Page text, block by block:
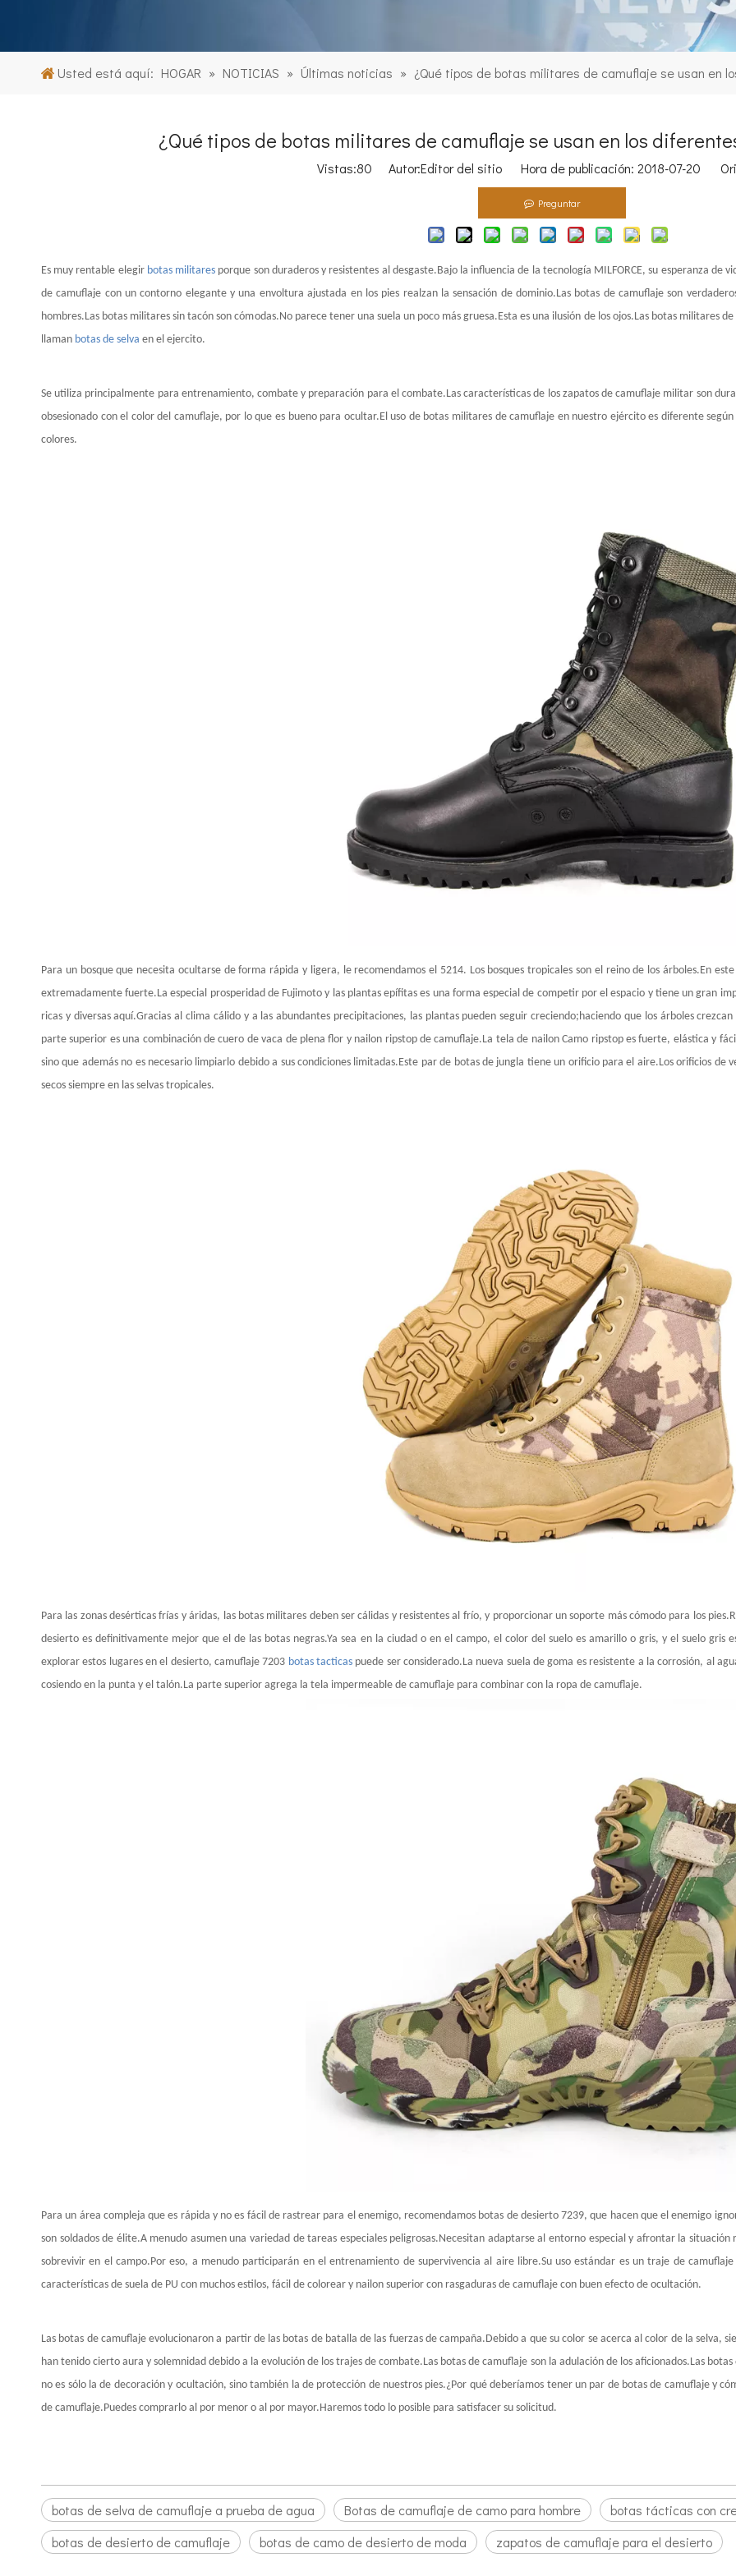
Usted está aquí: HOGAR » NOTICIAS » Últimas noticias » ¿Qué tipos de botas militares de camuflaje se usan en
¿Qué tipos de botas militares de camuflaje se usan en los
Vistas:80 Autor:Editor del sitio Hora de publicación: 2018-07-20
Preguntar
Es muy rentable elegir botas militares porque son duraderos y resistentes al desgaste.Bajo la influencia de la tecnología MILFORCE, su esperanza de
de camuflaje con un contorno elegante y una envoltura ajustada en los pies realzan la sensación de dominio.Las botas de camuflaje son
hombres.Las botas militares sin tacón son cómodas.No parece tener una suela un poco más gruesa.Esta es una ilusión de los ojos.Las botas militares
llaman botas de selva en el ejercito.
Se utiliza principalmente para entrenamiento, combate y preparación para el combate.Las características de los zapatos de camuflaje militar son
obsesionado con el color del camuflaje, por lo que es bueno para ocultar.El uso de botas militares de camuflaje en nuestro ejército es diferente
colores.
Para un bosque que necesita ocultarse de forma rápida y ligera, le recomendamos el 5214. Los bosques tropicales son el reino de los árboles.En
extremadamente fuerte.La especial prosperidad de Fujimoto y las plantas epífitas es una forma especial de competir por el espacio y tiene un gran
ricas y diversas aquí.Gracias al clima cálido y a las abundantes precipitaciones, las plantas pueden seguir creciendo;haciendo que los árboles
parte superior es una combinación de cuero de vaca de plena flor y nailon ripstop de camuflaje.La tela de nailon Camo ripstop es fuerte, elástica y
sino que además no es necesario limpiarlo debido a sus condiciones limitadas.Este par de botas de jungla tiene un orificio para el aire.Los orificios
secos siempre en las selvas tropicales.
Para las zonas desérticas frías y áridas, las botas militares deben ser cálidas y resistentes al frío, y proporcionar un soporte más cómodo para los
desierto es definitivamente mejor que el de las botas negras.Ya sea en la ciudad o en el campo, el color del suelo es amarillo o gris, y el suelo gris
explorar estos lugares en el desierto, camuflaje 7203 botas tacticas puede ser considerado.La nueva suela de goma es resistente a la corrosión, al
cosiendo en la punta y el talón.La parte superior agrega la tela impermeable de camuflaje para combinar con la ropa de camuflaje.
Para un área compleja que es rápida y no es fácil de rastrear para el enemigo, recomendamos botas de desierto 7239, que hacen que el enemigo
son soldados de élite.A menudo asumen una variedad de tareas especiales peligrosas.Necesitan adaptarse al entorno especial y afrontar la
sobrevivir en el campo.Por eso, a menudo participarán en el entrenamiento de supervivencia al aire libre.Su uso estándar es un traje de
características de suela de PU con muchos estilos, fácil de colorear y nailon superior con rasgaduras de camuflaje con buen efecto de ocultación.
Las botas de camuflaje evolucionaron a partir de las botas de batalla de las fuerzas de campaña.Debido a que su color se acerca al color de la selva,
han tenido cierto aura y solemnidad debido a la evolución de los trajes de combate.Las botas de camuflaje son la adulación de los aficionados.Las
no es sólo la de decoración y ocultación, sino también la de protección de nuestros pies.¿Por qué deberíamos tener un par de botas de camuflaje y
de camuflaje.Puedes comprarlo al por menor o al por mayor.Haremos todo lo posible para satisfacer su solicitud.
botas de selva de camuflaje a prueba de agua Botas de camuflaje de camo para hombre botas tácticas con
botas de desierto de camuflaje
botas de camo de desierto de moda zapatos de camuflaje para el desierto